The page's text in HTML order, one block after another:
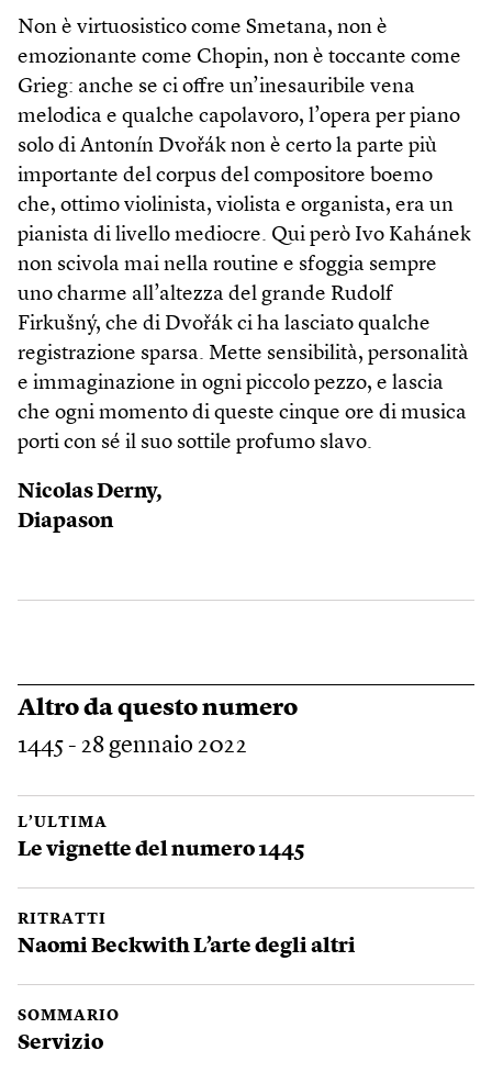
Non è virtuosistico come Smetana, non è
emozionante come Chopin, non è toccante come
Grieg: anche se ci offre un’inesauribile vena
melodica e qualche capolavoro, l’opera per piano
solo di Antonín Dvořák non è certo la parte più
importante del corpus del compositore boemo
che, ottimo violinista, violista e organista, era un
pianista di livello mediocre. Qui però Ivo Kahánek
non scivola mai nella routine e sfoggia sempre
uno charme all’altezza del grande Rudolf
Firkušný, che di Dvořák ci ha lasciato qualche
registrazione sparsa. Mette sensibilità, personalità
e immaginazione in ogni piccolo pezzo, e lascia
che ogni momento di queste cinque ore di musica
porti con sé il suo sottile profumo slavo.
Nicolas Derny,
Diapason
Altro da questo numero
1445 - 28 gennaio 2022
L’ULTIMA
Le vignette del numero 1445
RITRATTI
Naomi Beckwith L’arte degli altri
SOMMARIO
Servizio